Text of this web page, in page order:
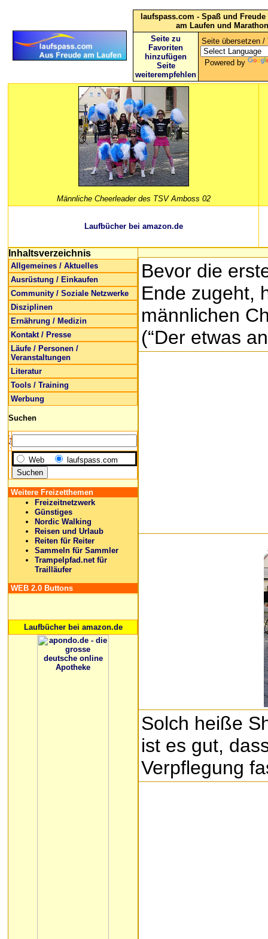
laufspass.com - Spaß und
am Laufen und Marathon
Seite zu
Favoriten
hinzufügen
Seite
weiterempfehlen
Seite übersetzen /
Powered by
Männliche Cheerleader des TSV Amboss 02
Laufbücher bei amazon.de
Inhaltsverzeichnis
Allgemeines / Aktuelles
Ausrüstung / Einkaufen
Community / Soziale Netzwerke
Disziplinen
Ernährung / Medizin
Kontakt / Presse
Läufe / Personen /
Veranstaltungen
Literatur
Tools / Training
Werbung
Suchen
Web laufspass.com
Weitere Freizetthemen
Freizeitnetzwerk
Günstiges
Nordic Walking
Reisen und Urlaub
Reiten für Reiter
Sammeln für Sammler
Trampelpfad.net für
Trailläufer
WEB 2.0 Buttons
Laufbücher bei amazon.de
Bevor die
Ende zugeht,
männlichen
(“Der etwas
Solch heiße
ist es gut,
Verpflegung